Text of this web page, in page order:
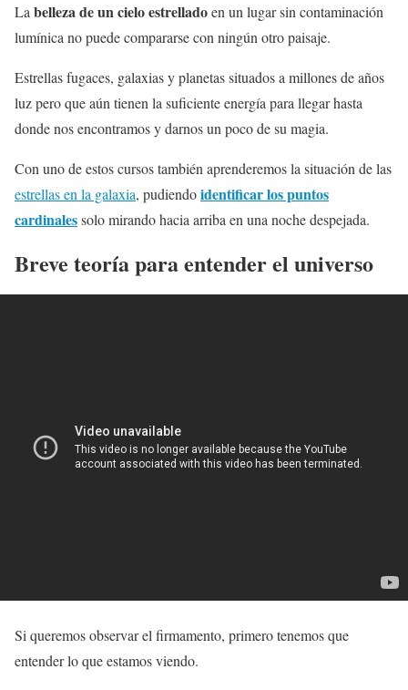
La belleza de un cielo estrelladoen un lugar sin contaminación
lumínica no puede compararse con ningún otro paisaje.
Estrellas fugaces, galaxias y planetas situados a millones de años
luz pero que aún tienen la suficiente energía para llegar hasta
donde nos encontramos y darnos un poco de su magia.
Con uno de estos cursos también aprenderemos la situación de las
estrellas en la galaxia, pudiendoidentificar los puntos
cardinalessolo mirando hacia arriba en una noche despejada.
Breve teoría para entender el universo
Si queremos observar el firmamento, primero tenemos que
entender lo que estamos viendo.